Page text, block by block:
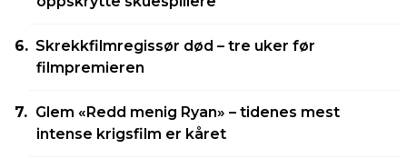
Skrekkfilmregissør død – tre uker før
filmpremieren
Glem «Redd menig Ryan» – tidenes mest
intense krigsfilm er kåret